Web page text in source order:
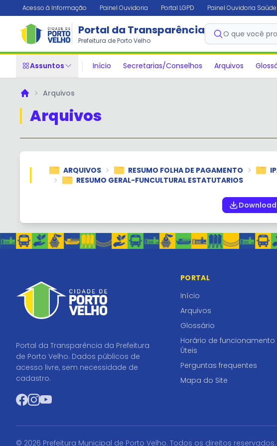
Acesso à Informação Painel Ouvidoria Portal LGPD Painel Ouvidoria Saúde
Portal da Transparência
Prefeitura de Porto Velho
O que você
Assuntos Início Secretarias/Conselhos Arquivos
PrincipalArquivos
Arquivos
ARQUIVOS RESUMO FOLHA DE PAGAMENTO
RESUMO GERAL-FUNCULTURAL ESTATUTARIOS
Download
Portal da Transparência da Prefeitura
de Porto Velho. Dados públicos de
acesso livre, sem necessidade de
cadastro.
Facebook
Instagram
YouTube
PORTAL
Início
Arquivos
Glossário
Horário de funcionamento
Úteis
Perguntas frequentes
Mapa do Site
© 2026 Prefeitura Municipal de Porto Velho. Todos os direitos reservados.
✕